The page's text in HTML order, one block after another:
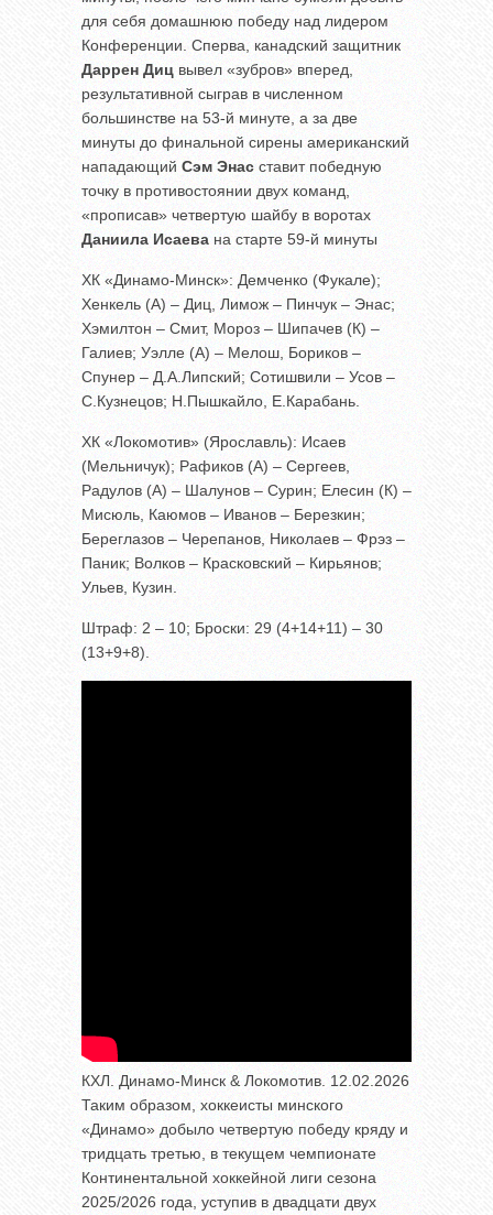
для себя домашнюю победу над лидером
Конференции. Сперва, канадский защитник
Даррен Диц вывел «зубров» вперед,
результативной сыграв в численном
большинстве на 53-й минуте, а за две
минуты до финальной сирены американский
нападающий Сэм Энас ставит победную
точку в противостоянии двух команд,
«прописав» четвертую шайбу в воротах
Даниила Исаева на старте 59-й минуты
ХК «Динамо-Минск»: Демченко (Фукале);
Хенкель (А) – Диц, Лимож – Пинчук – Энас;
Хэмилтон – Смит, Мороз – Шипачев (К) –
Галиев; Уэлле (А) – Мелош, Бориков –
Спунер – Д.А.Липский; Сотишвили – Усов –
С.Кузнецов; Н.Пышкайло, Е.Карабань.
ХК «Локомотив» (Ярославль): Исаев
(Мельничук); Рафиков (А) – Сергеев,
Радулов (А) – Шалунов – Сурин; Елесин (К) –
Мисюль, Каюмов – Иванов – Березкин;
Береглазов – Черепанов, Николаев – Фрэз –
Паник; Волков – Красковский – Кирьянов;
Ульев, Кузин.
Штраф: 2 – 10; Броски: 29 (4+14+11) – 30
(13+9+8).
КХЛ. Динамо-Минск & Локомотив. 12.02.2026
Таким образом, хоккеисты минского
«Динамо» добыло четвертую победу кряду и
тридцать третью, в текущем чемпионате
Континентальной хоккейной лиги сезона
2025/2026 года, уступив в двадцати двух